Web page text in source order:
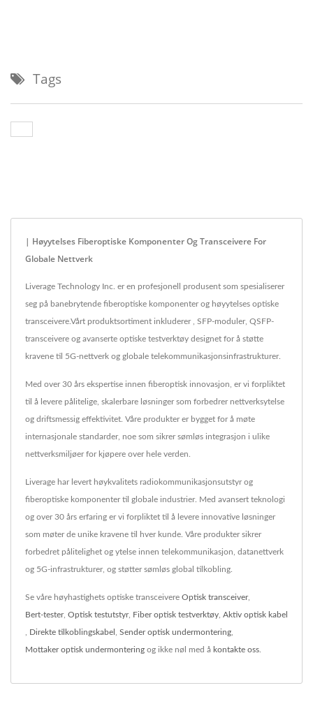
Tags
| Høyytelses Fiberoptiske Komponenter Og Transceivere For
Globale Nettverk
Liverage Technology Inc. er en profesjonell produsent som spesialiserer
seg på banebrytende fiberoptiske komponenter og høyytelses optiske
transceivere.Vårt produktsortiment inkluderer , SFP-moduler, QSFP-
transceivere og avanserte optiske testverktøy designet for å støtte
kravene til 5G-nettverk og globale telekommunikasjonsinfrastrukturer.
Med over 30 års ekspertise innen fiberoptisk innovasjon, er vi forpliktet
til å levere pålitelige, skalerbare løsninger som forbedrer nettverksytelse
og driftsmessig effektivitet. Våre produkter er bygget for å møte
internasjonale standarder, noe som sikrer sømløs integrasjon i ulike
nettverksmiljøer for kjøpere over hele verden.
Liverage har levert høykvalitets radiokommunikasjonsutstyr og
fiberoptiske komponenter til globale industrier. Med avansert teknologi
og over 30 års erfaring er vi forpliktet til å levere innovative løsninger
som møter de unike kravene til hver kunde. Våre produkter sikrer
forbedret pålitelighet og ytelse innen telekommunikasjon, datanettverk
og 5G-infrastrukturer, og støtter sømløs global tilkobling.
Se våre høyhastighets optiske transceivere Optisk transceiver,
Bert-tester, Optisk testutstyr, Fiber optisk testverktøy Aktiv optisk kabel
Direkte tilkoblingskabel Sender optisk undermontering
Mottaker optisk undermontering og ikke nøl med å kontakte oss